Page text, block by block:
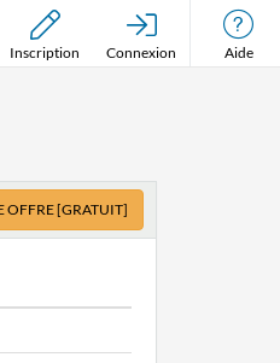
Inscription Connexion Aide
OFFRE[GRATUIT]